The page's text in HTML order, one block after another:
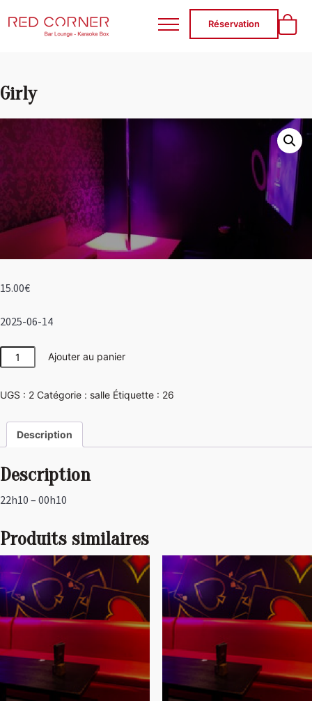
RED CORNER
Réservation
Girly
15.00€
2025-06-14
quantité
de
Ajouter au panier
UGS : 2 Catégorie : salle Étiquette : 26
Description
Description
22h10 – 00h10
Produits similaires